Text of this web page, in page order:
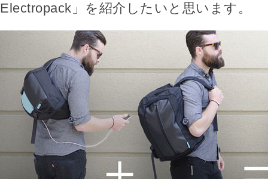
Electropack」を紹介したいと思います。